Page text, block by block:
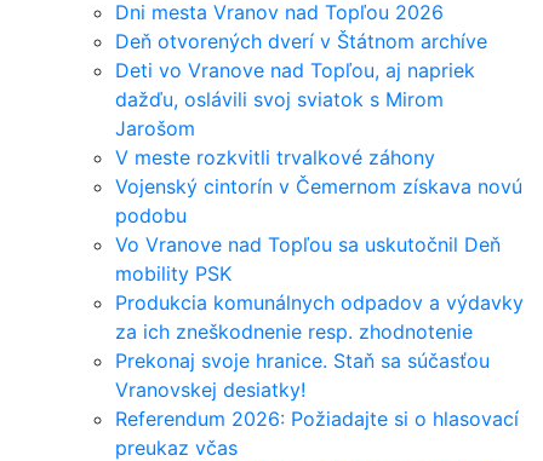
Dni mesta Vranov nad Topľou 2026
Deň otvorených dverí v Štátnom archíve
Deti vo Vranove nad Topľou, aj napriek
dažďu, oslávili svoj sviatok s Mirom
Jarošom
V meste rozkvitli trvalkové záhony
Vojenský cintorín v Čemernom získava novú
podobu
Vo Vranove nad Topľou sa uskutočnil Deň
mobility PSK
Produkcia komunálnych odpadov a výdavky
za ich zneškodnenie resp. zhodnotenie
Prekonaj svoje hranice. Staň sa súčasťou
Vranovskej desiatky!
Referendum 2026: Požiadajte si o hlasovací
preukaz včas